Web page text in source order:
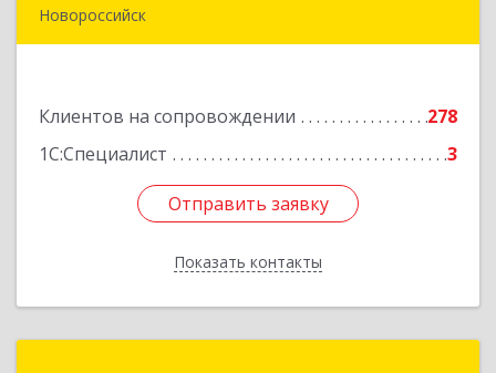
Новороссийск
Клиентов на сопровождении
278
1С:Специалист
3
Отправить заявку
Показать контакты
Подробнее
Отправить заявку
Назад